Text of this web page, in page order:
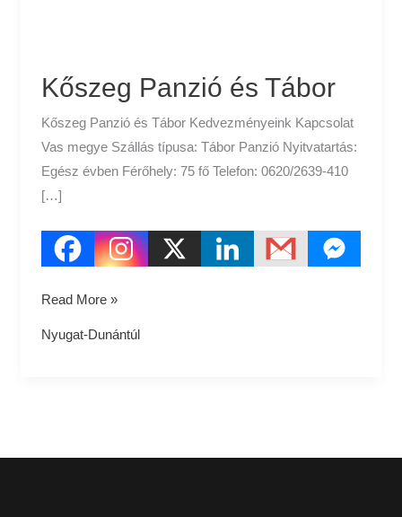
Kőszeg Panzió és Tábor
Kőszeg Panzió és Tábor Kedvezményeink Kapcsolat
Vas megye Szállás típusa: Tábor Panzió Nyitvatartás:
Egész évben Férőhely: 75 fő Telefon: 0620/2639-410
[…]
Read More »
Nyugat-Dunántúl